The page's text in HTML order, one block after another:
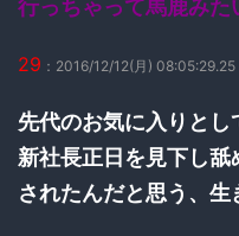
行っちゃって馬鹿みた
29 ：2016/12/12(月)
先代のお気に入りと
新社長正日を見下し
されたんだと思う、